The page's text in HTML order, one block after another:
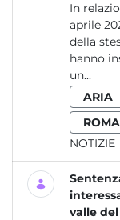
In
aprile
della
hanno
un...
ARIA
ROMA
NOTIZIE
valle del